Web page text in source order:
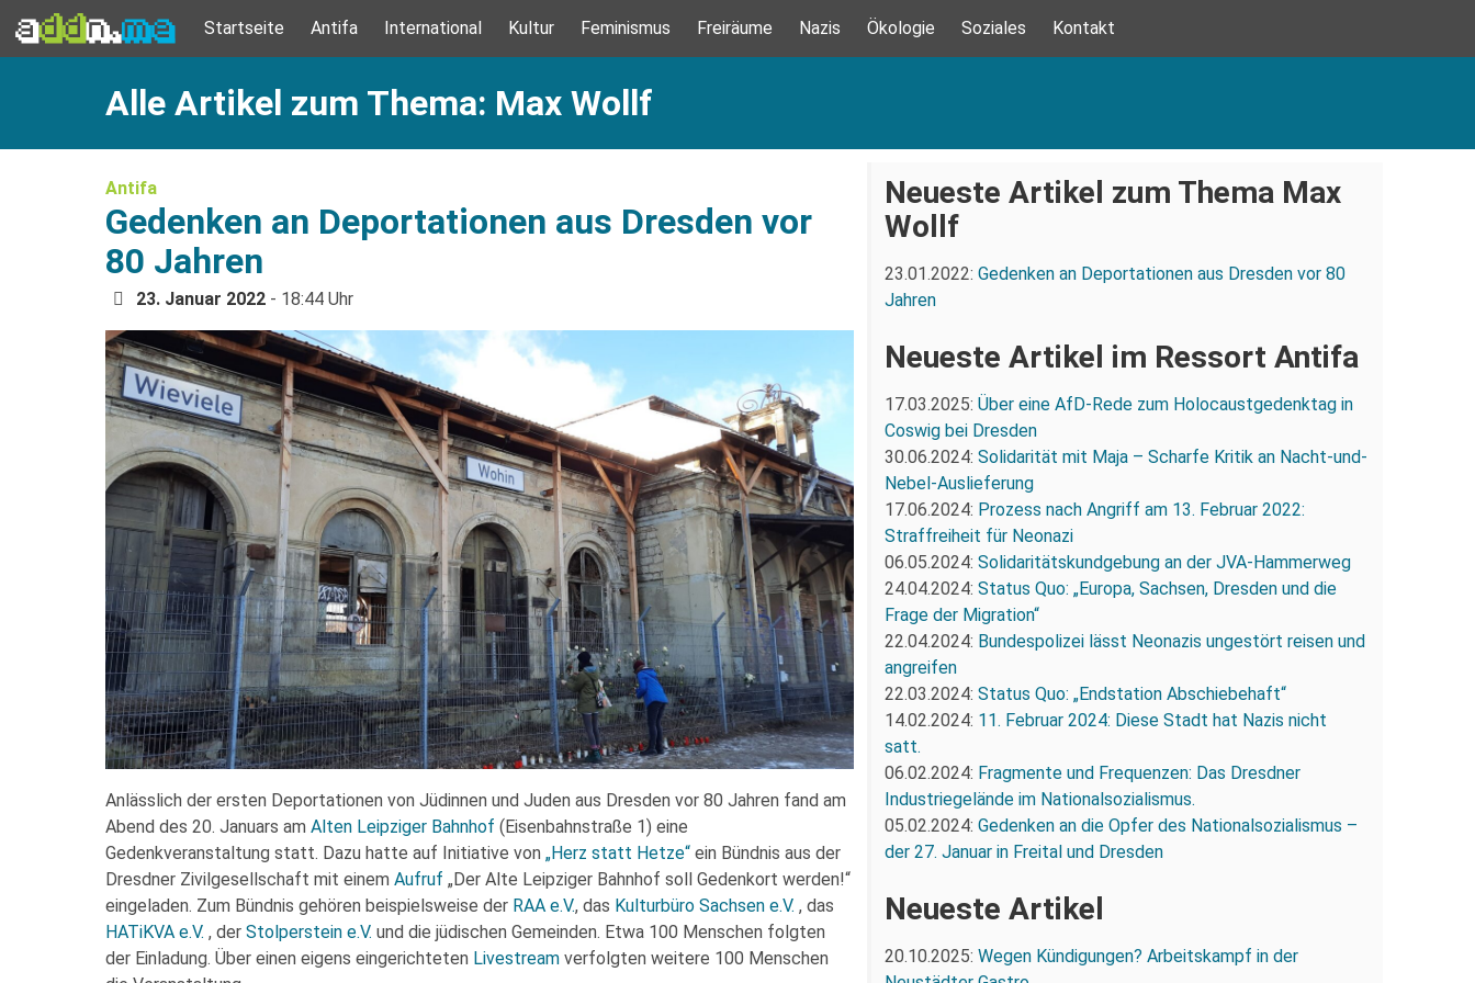
Startseite Antifa International Kultur Feminismus Freiräume Nazis Ökologie Soziales Kontakt
Alle Artikel zum Thema: Max Wollf
Antifa
Gedenken an Deportationen aus Dresden vor
80 Jahren
23. Januar 2022 - 18:44 Uhr
Anlässlich der ersten Deportationen von Jüdinnen und Juden aus Dresden vor 80 Jahren fand am
Abend des 20. Januars am Alten Leipziger Bahnhof (Eisenbahnstraße 1) eine
Gedenkveranstaltung statt. Dazu hatte auf Initiative von „Herz statt Hetze“ ein Bündnis aus der
Dresdner Zivilgesellschaft mit einem Aufruf „Der Alte Leipziger Bahnhof soll Gedenkort werden!“
eingeladen. Zum Bündnis gehören beispielsweise der RAA e.V., das Kulturbüro Sachsen e.V. , das
HATiKVA e.V. , der Stolperstein e.V. und die jüdischen Gemeinden. Etwa 100 Menschen folgten
der Einladung. Über einen eigens eingerichteten Livestream verfolgten weitere 100 Menschen
Neueste Artikel zum Thema Max
Wollf
23.01.2022: Gedenken an Deportationen aus Dresden vor 80
Jahren
Neueste Artikel im Ressort Antifa
17.03.2025: Über eine AfD-Rede zum Holocaustgedenktag in
Coswig bei Dresden
30.06.2024: Solidarität mit Maja – Scharfe Kritik an Nacht-und-
Nebel-Auslieferung
17.06.2024: Prozess nach Angriff am 13. Februar 2022:
Straffreiheit für Neonazi
06.05.2024: Solidaritätskundgebung an der JVA-Hammerweg
24.04.2024: Status Quo: „Europa, Sachsen, Dresden und die
Frage der Migration“
22.04.2024: Bundespolizei lässt Neonazis ungestört reisen und
angreifen
22.03.2024: Status Quo: „Endstation Abschiebehaft“
14.02.2024: 11. Februar 2024: Diese Stadt hat Nazis nicht
satt.
06.02.2024: Fragmente und Frequenzen: Das Dresdner
Industriegelände im Nationalsozialismus.
05.02.2024: Gedenken an die Opfer des Nationalsozialismus –
der 27. Januar in Freital und Dresden
Neueste Artikel
20.10.2025: Wegen Kündigungen? Arbeitskampf in der